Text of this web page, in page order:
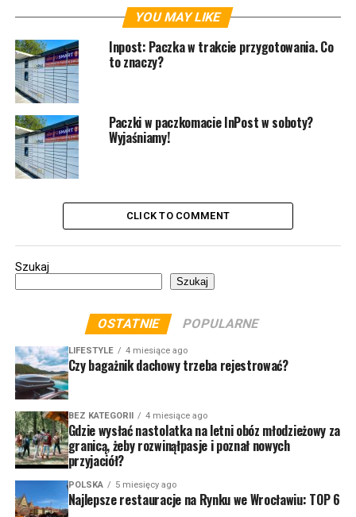
YOU MAY LIKE
Inpost: Paczka w trakcie przygotowania. Co
to znaczy?
Paczki w paczkomacie InPost w soboty?
Wyjaśniamy!
CLICK TO COMMENT
Szukaj
Szukaj
OSTATNIE POPULARNE
LIFESTYLE 4 miesiące ago
Czy bagażnik dachowy trzeba rejestrować?
BEZ KATEGORII 4 miesiące ago
Gdzie wysłać nastolatka na letni obóz młodzieżowy za
granicą, żeby rozwinąłpasje i poznał nowych
przyjaciół?
POLSKA 5 miesięcy ago
Najlepsze restauracje na Rynku we Wrocławiu: TOP 6